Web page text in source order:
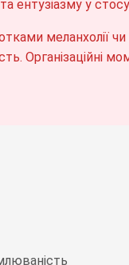
ентузіазму у
меланхолії
Організаційні